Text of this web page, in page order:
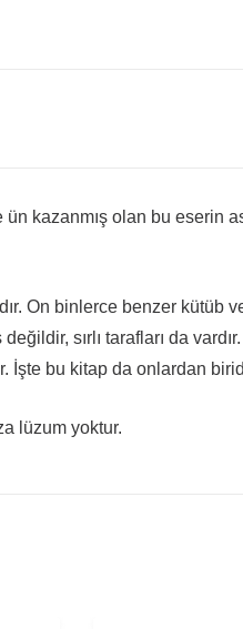
kazanmış olan bu eserin
On binlerce benzer kütüb
sırlı tarafları da
İşte bu kitap da onlardan
lüzum yoktur.